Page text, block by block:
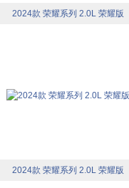
2024款 荣耀系列 2.0L 荣耀版
2024款 荣耀系列 2.0L 荣耀版